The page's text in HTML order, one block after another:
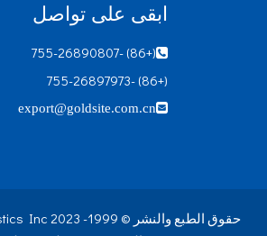
ابقى على تواصل

(+86) -755-26890807
(+86) -755-26897973

export@goldsite.com.cn